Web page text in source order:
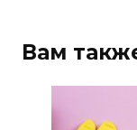
Вам